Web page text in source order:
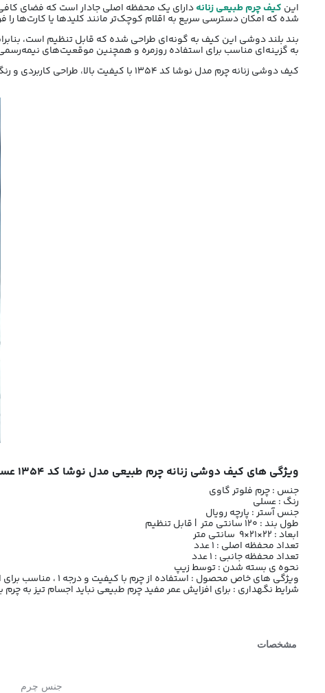
این کیف چرم طبیعی زنانهدارای یک محفظه اصلی جادار است که فضای
شده که امکان دسترسی سریع به اقلام کوچک‌تر مانند کلیدها یا کارت‌ها را
بند بلند دوشی این کیف به گونه‌ای طراحی شده که قابل تنظیم است،
به گزینه‌ای مناسب برای استفاده روزمره و همچنین موقعیت‌های
کیف دوشی زنانه چرم مدل نوشا کد 1354 با کیفیت بالا، طراحی کاربردی و رنگ جذاب عسلی، انتخابی عالی برای خانم‌هایی است که به دنبال ترکیبی از شیک بودن و راحتی هستند.
ویژگی های کیف دوشی زنانه چرم طبیعی مدل نوشا کد 1354 عسلی
جنس : چرم فلوتر گاوی
رنگ : عسلی
جنس آستر : پارچه رویال
طول بند : 120 سانتی متر | قابل تنظیم
ابعاد : 22×21×9 سانتی متر
تعداد محفظه اصلی : 1 عدد
تعداد محفظه جانبی : 1 عدد
نحوه ی بسته شدن : توسط زیپ
ویژگی های خاص محصول : استفاده از چرم با کیفیت و درجه 1 ، مناسب برای استفاده روزمره، بند چرم طبیعی قابل تنظیم
شرایط نگهداری : برای افزایش عمر مفید چرم طبیعی نباید اجسام تیز به
مشخصات
جنس چرم